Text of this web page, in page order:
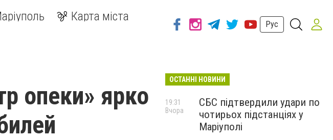
Карта міста
Рус
опеки» ярко
ОСТАННІ НОВИНИ
СБС підтвердили удари по
чотирьох підстанціях у
Маріуполі
19:31
Вчора